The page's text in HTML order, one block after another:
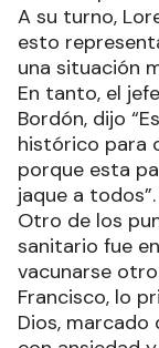
A su turno,
esto
una situación
En tanto, el
Bordón, dijo
histórico para
porque esta
jaque a todos”.
Otro de los
sanitario fue
vacunarse
Francisco, lo
Dios, marcado